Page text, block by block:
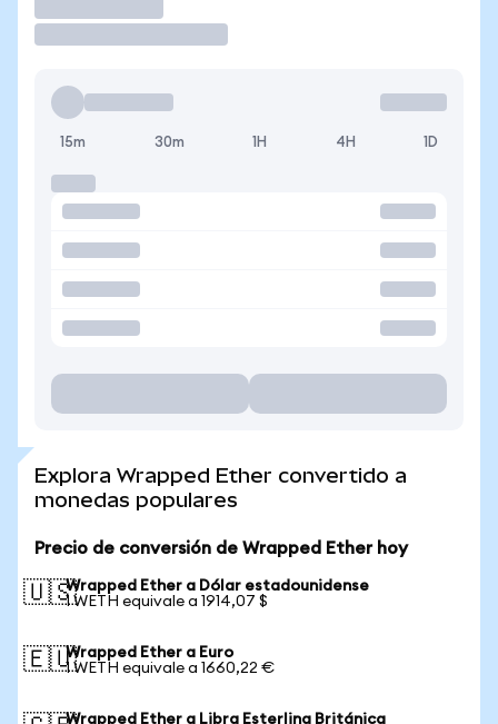
15m 30m 1H 4H 1D
Explora Wrapped Ether convertido a
monedas populares
Precio de conversión de Wrapped Ether hoy
🇺🇸Wrapped Ether a Dólar estadounidense
1 WETH equivale a 1914,07 $
🇪🇺Wrapped Ether a Euro
1 WETH equivale a 1660,22 €
Wrapped Ether a Libra Esterlina Británica